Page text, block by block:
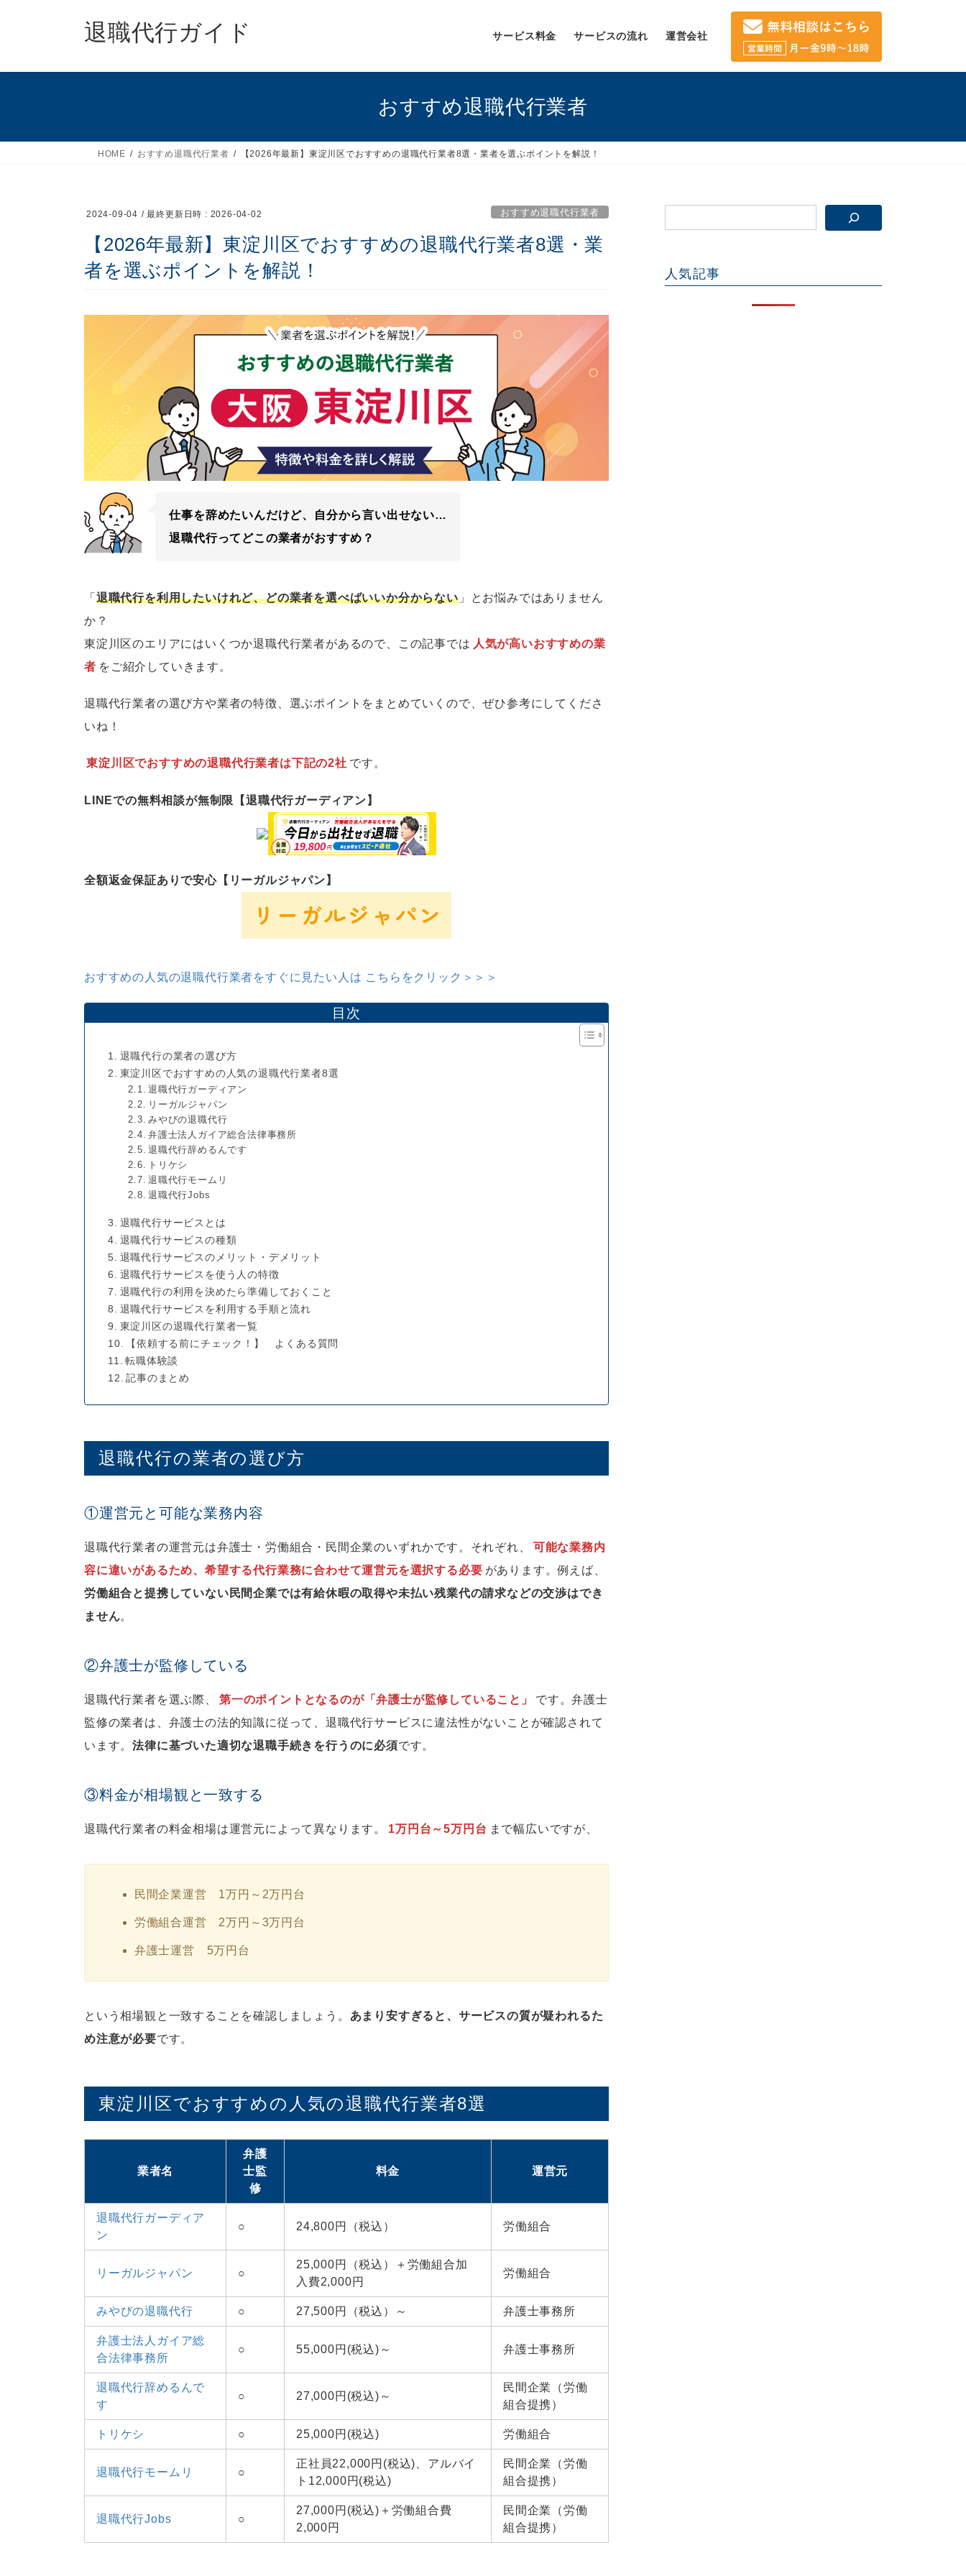
ッ
移
退職代行ガイド サービス料金 サービスの流れ 運営会社
おすすめ退職代行業者
HOME おすすめ退職代行業者 【2026年最新】東淀川区でおすすめの退職代行業者8選・業者を選ぶポイントを解説！
2024-09-04 / 最終更新日時 : 2026-04-02 おすすめ退職代行業者
【2026年最新】東淀川区でおすすめの退職代行業者8選・業
者を選ぶポイントを解説！
仕事を辞めたいんだけど、自分から言い出せない…
退職代行ってどこの業者がおすすめ？
「 退職代行を利用したいけれど、どの業者を選べばいいか分からない」とお悩みではありません
か？
東淀川区のエリアにはいくつか退職代行業者があるので、この記事では 人気が高いおすすめの業
者 をご紹介していきます。
退職代行業者の選び方や業者の特徴、選ぶポイントをまとめていくので、ぜひ参考にしてくださ
いね！
東淀川区でおすすめの退職代行業者は下記の2社 です。
LINEでの無料相談が無制限【退職代行ガーディアン】
全額返金保証ありで安心【リーガルジャパン】
おすすめの人気の退職代行業者をすぐに見たい人は こちらをクリック＞＞＞
目次
退職代行の業者の選び方
東淀川区でおすすめの人気の退職代行業者8選
退職代行ガーディアン
リーガルジャパン
みやびの退職代行
弁護士法人ガイア総合法律事務所
退職代行辞めるんです
トリケシ
退職代行モームリ
退職代行Jobs
退職代行サービスとは
退職代行サービスの種類
退職代行サービスのメリット・デメリット
退職代行サービスを使う人の特徴
退職代行の利用を決めたら準備しておくこと
退職代行サービスを利用する手順と流れ
東淀川区の退職代行業者一覧
【依頼する前にチェック！】 よくある質問
転職体験談
記事のまとめ
退職代行の業者の選び方
①運営元と可能な業務内容
退職代行業者の運営元は弁護士・労働組合・民間企業のいずれかです。それぞれ、
可能な業務内
容に違いがあるため、希望する代行業務に合わせて運営元を選択する必要 があります。例えば、
労働組合と提携していない民間企業では有給休暇の取得や未払い残業代の請求などの交渉はでき
ません。
②弁護士が監修している
退職代行業者を選ぶ際、 第一のポイントとなるのが「弁護士が監修していること」
です。弁護士
監修の業者は、弁護士の法的知識に従って、退職代行サービスに違法性がないことが確認されて
います。法律に基づいた適切な退職手続きを行うのに必須です。
③料金が相場観と一致する
退職代行業者の料金相場は運営元によって異なります。 1万円台～5万円台 まで幅広いですが、
民間企業運営 1万円～2万円台
労働組合運営 2万円～3万円台
弁護士運営 5万円台
という相場観と一致することを確認しましょう。 あまり安すぎると、サービスの質が疑われるた
め注意が必要です。
東淀川区でおすすめの人気の退職代行業者8選
業者名
弁護
士監
修
料金 運営元
退職代行ガーディア
ン
○ 24,800円（税込） 労働組合
リーガルジャパン ○
25,000円（税込）＋労働組合加
入費2,000円
労働組合
みやびの退職代行 ○ 27,500円（税込）～ 弁護士事務所
弁護士法人ガイア総
合法律事務所
○ 55,000円(税込)～ 弁護士事務所
退職代行辞めるんで
す
○ 27,000円(税込)～
民間企業（労働
組合提携）
トリケシ ○ 25,000円(税込) 労働組合
退職代行モームリ ○
正社員22,000円(税込)、アルバイ
ト12,000円(税込)
民間企業（労働
組合提携）
退職代行Jobs ○
27,000円(税込)＋労働組合費
2,000円
民間企業（労働
組合提携）
人気記事